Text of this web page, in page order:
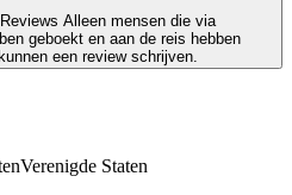
Alleen mensen die via
geboekt en aan de reis hebben
een review schrijven.
Verenigde Staten